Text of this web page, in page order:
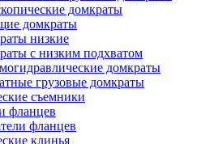
домкраты
домкраты
низкие
с низким подхватом
домкраты
грузовые домкраты
съемники
фланцев
фланцев
клинья